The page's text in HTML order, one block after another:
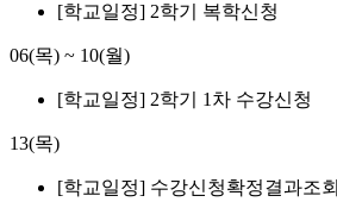
[학교일정] 2학기 복학신청
06(목) ~ 10(월)
[학교일정] 2학기 1차 수강신청
13(목)
[학교일정] 수강신청확정결과조회